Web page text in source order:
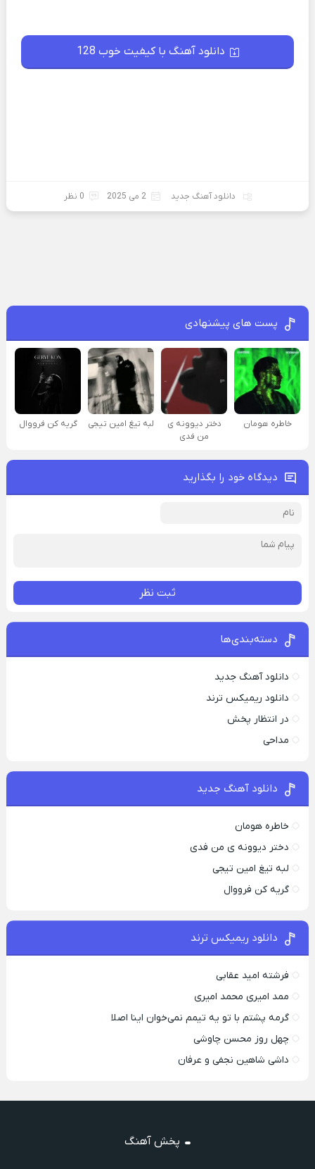
دانلود آهنگ با کیفیت خوب 128
دانلود آهنگ جدید 2 می 2025 0 نظر
پست های پیشنهادی
خاطره هومان
دختر دیوونه‌ ی
من فدی
لبه تیغ امین تیجی گریه کن فرووال
دیدگاه خود را بگذارید
ثبت نظر
دسته‌بندی‌ها
دانلود آهنگ جدید
دانلود ریمیکس ترند
در انتظار پخش
مداحی
دانلود آهنگ جدید
خاطره هومان
دختر دیوونه‌ ی من فدی
لبه تیغ امین تیجی
گریه کن فرووال
دانلود ریمیکس ترند
فرشته امید عقابی
ممد امیری محمد امیری
گرمه پشتم با تو یه تیمم نمی‌خوان اینا اصلا
چهل روز محسن چاوشی
داشی شاهین نجفی و عرفان
پخش آهنگ